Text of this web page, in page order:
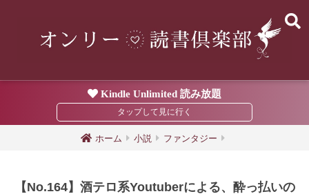
Kindle Unlimited 読み放題
ホーム 小説 ファンタジー
【No.164】酒テロ系Youtuberによる、酔っ払いの